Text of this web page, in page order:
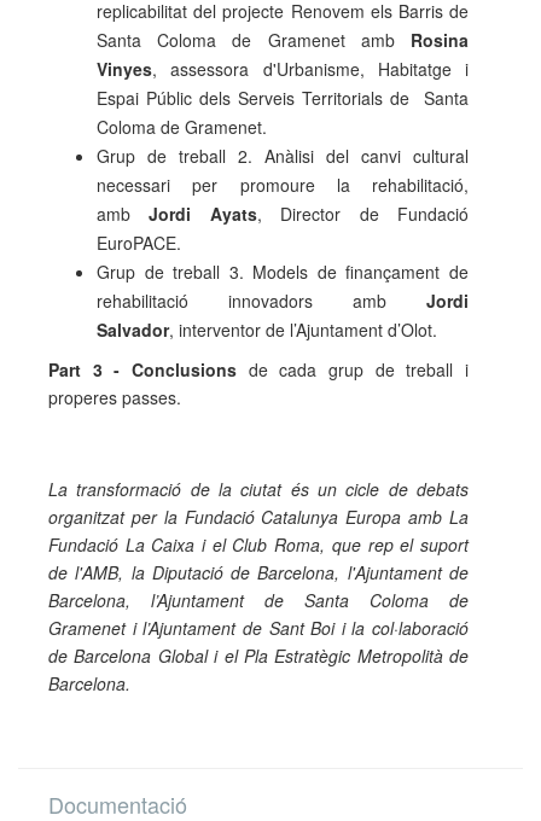
replicabilitat del projecte Renovem els Barris de
Santa Coloma de Gramenet amb Rosina
Vinyes, assessora d'Urbanisme, Habitatge i
Espai Públic dels Serveis Territorials de Santa
Coloma de Gramenet.
Grup de treball 2. Anàlisi del canvi cultural
necessari per promoure la rehabilitació,
ambJordi Ayats, Director de Fundació
EuroPACE.
Grup de treball 3. Models de finançament de
rehabilitació innovadors amb Jordi
Salvador, interventor de l’Ajuntament d’Olot.
Part 3 - Conclusions de cada grup de treball i
properes passes.
La transformació de la ciutat és un cicle de debats
organitzat per la Fundació Catalunya Europa amb La
Fundació La Caixa i el Club Roma, que rep el suport
de l'AMB, la Diputació de Barcelona, l'Ajuntament de
Barcelona, l’Ajuntament de Santa Coloma de
Gramenet i l’Ajuntament de Sant Boi i la col·laboració
de Barcelona Global i el Pla Estratègic Metropolità de
Barcelona.
Documentació